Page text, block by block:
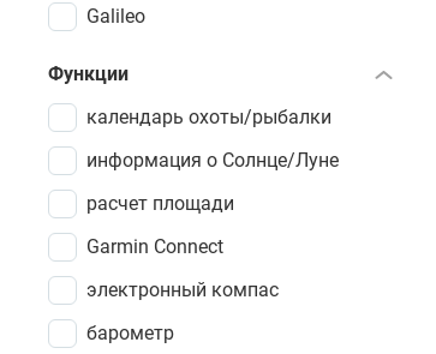
Galileo
Функции
календарь охоты/рыбалки
информация о Солнце/Луне
расчет площади
Garmin Connect
электронный компас
барометр